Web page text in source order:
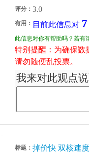
评分： 3.0
有用： 目前此信息对 7
此信息对你有帮助吗？若有
特别提醒：为确保数
请勿随便乱投票。
我来对此观点
标题： 掉价快 双核速